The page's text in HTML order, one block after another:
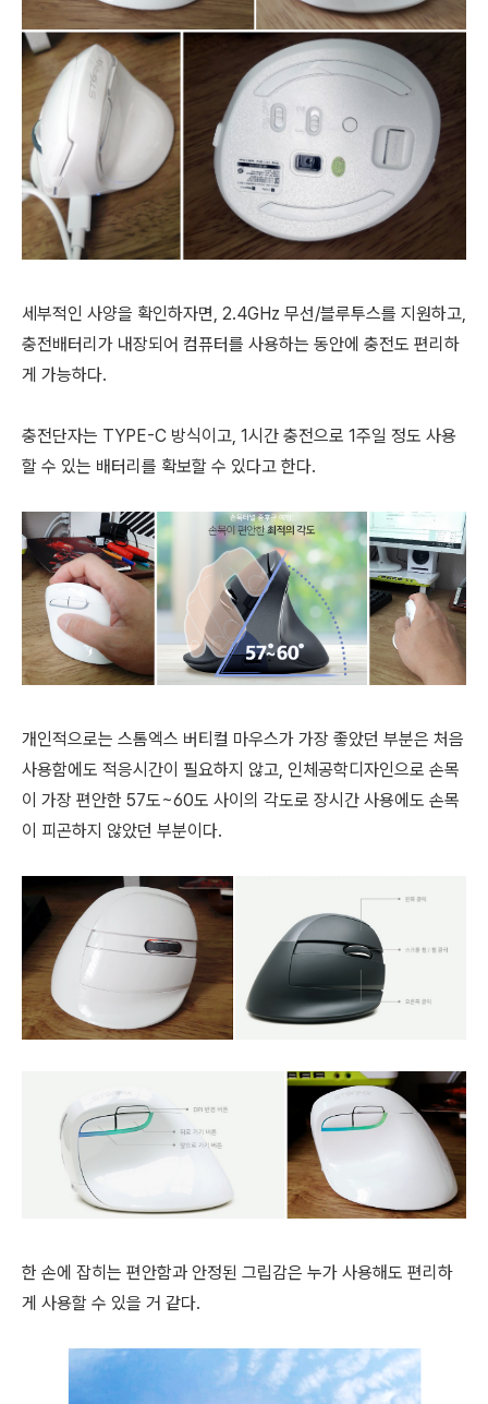
세부적인 사양을 확인하자면, 2.4GHz 무선/블루투스를 지원하고,
충전배터리가 내장되어 컴퓨터를 사용하는 동안에 충전도 편리하
게 가능하다.
충전단자는 TYPE-C 방식이고, 1시간 충전으로 1주일 정도 사용
할 수 있는 배터리를 확보할 수 있다고 한다.
개인적으로는 스톰엑스 버티컬 마우스가 가장 좋았던 부분은 처음
사용함에도 적응시간이 필요하지 않고, 인체공학디자인으로 손목
이 가장 편안한 57도~60도 사이의 각도로 장시간 사용에도 손목
이 피곤하지 않았던 부분이다.
한 손에 잡히는 편안함과 안정된 그립감은 누가 사용해도 편리하
게 사용할 수 있을 거 같다.